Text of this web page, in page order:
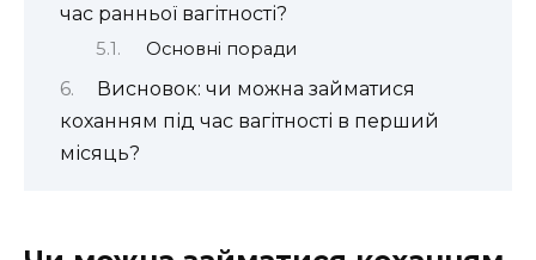
час ранньої вагітності?
Основні поради
Висновок: чи можна займатися
коханням під час вагітності в перший
місяць?